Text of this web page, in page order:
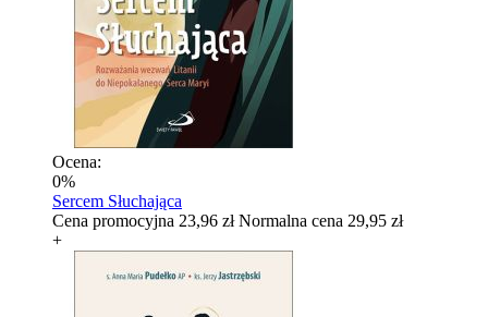
Ocena:
0%
Sercem Słuchająca
Cena promocyjna 23,96 zł Normalna cena 29,95 zł
+